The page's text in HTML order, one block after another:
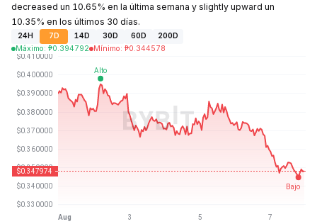
decreased un 10.65% en la última semana y slightly upward un
10.35% en los últimos 30 días.
24H 7D 14D 30D 60D
200D
Máximo: ₱0.394792 Mínimo: ₱0.344578
Última actualización: 2026-08-07, 22:19 GMT+0
Máximo histórico
₱0.082171